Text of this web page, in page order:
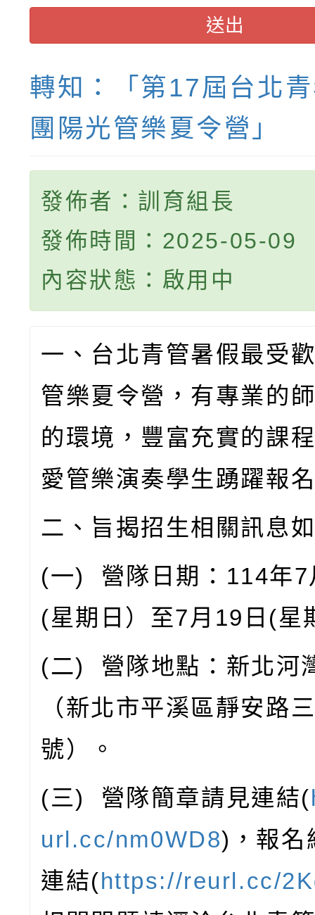
送出
轉知：「第17屆台北
團陽光管樂夏令營」
發佈者：訓育組長
發佈時間：2025-05-09
內容狀態：啟用中
一、台北青管暑假最受
管樂夏令營，有專業的
的環境，豐富充實的課
愛管樂演奏學生踴躍報
二、旨揭招生相關訊息
(一) 營隊日期： 114年7
(星期日）至7月 19 日 (星
(二) 營隊地點：新北河
（新北市平溪區靜安路
號）。
(三) 營隊簡章請見連結(
url.cc/nm0WD8) ，報
連結(https://reurl.cc/